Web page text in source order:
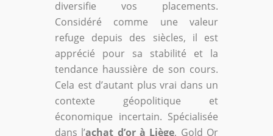
diversifie vos placements.
Considéré comme une valeur
refuge depuis des siècles, il est
apprécié pour sa stabilité et la
tendance haussière de son cours.
Cela est d’autant plus vrai dans un
contexte géopolitique et
économique incertain. Spécialisée
dans l’achat d’or à Liège, Gold Or